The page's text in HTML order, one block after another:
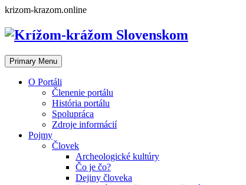
Skip
content
krizom-krazom.online
Primary Menu
O Portáli
Členenie portálu
História portálu
Spolupráca
Zdroje informácií
Pojmy
Človek
Archeologické kultúry
Čo je čo?
Dejiny človeka